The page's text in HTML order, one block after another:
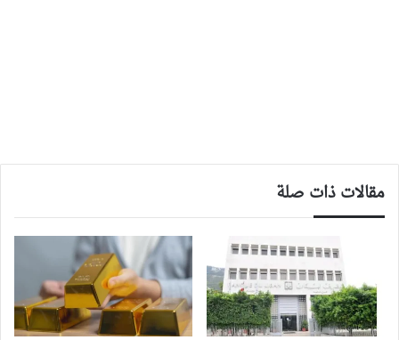
مقالات ذات صلة